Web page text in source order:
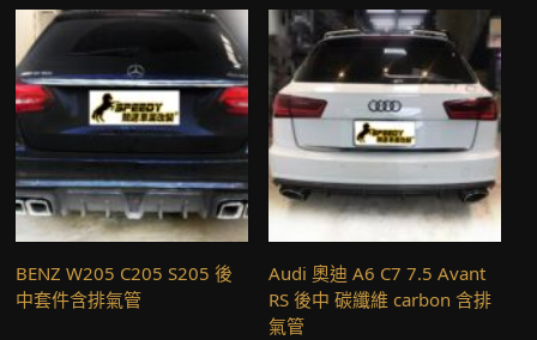
BENZ W205 C205 S205 後
中套件含排氣管
Audi 奧迪 A6 C7 7.5 Avant
RS 後中 碳纖維 carbon 含排
氣管